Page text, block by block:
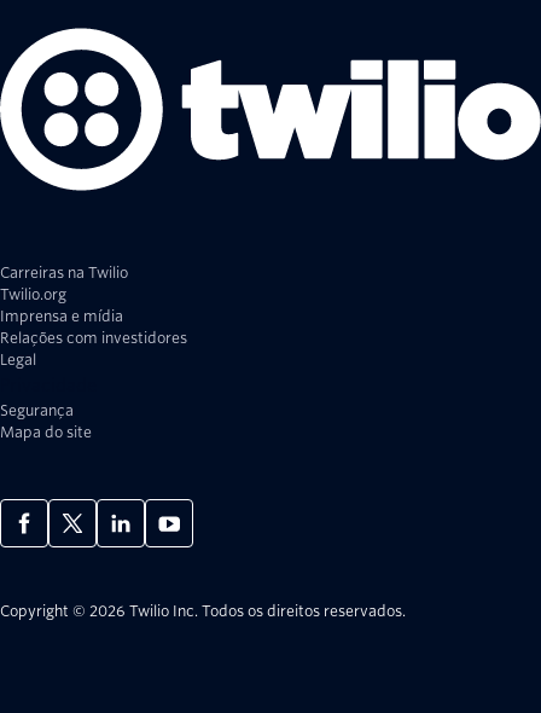
Carreiras na Twilio
Twilio.org
Imprensa e mídia
Relações com investidores
Legal
Segurança
Mapa do site
Copyright © 2026 Twilio Inc. Todos os direitos reservados.